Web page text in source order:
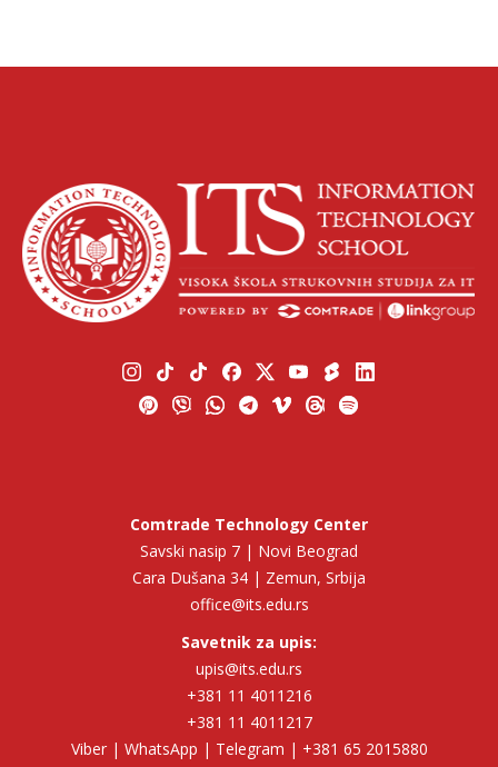
Comtrade Technology Center
Savski nasip 7 | Novi Beograd
Cara Dušana 34 | Zemun, Srbija
office@its.edu.rs
Savetnik za upis:
upis@its.edu.rs
+381 11 4011216
+381 11 4011217
Viber | WhatsApp | Telegram | +381 65 2015880